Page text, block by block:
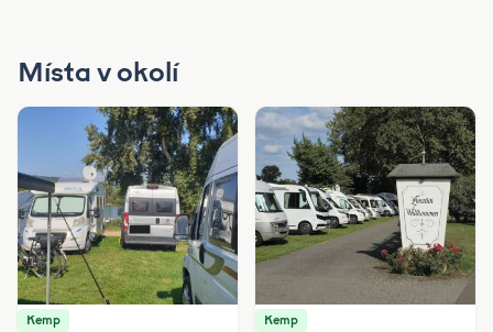
Místa v okolí
Kemp Kemp